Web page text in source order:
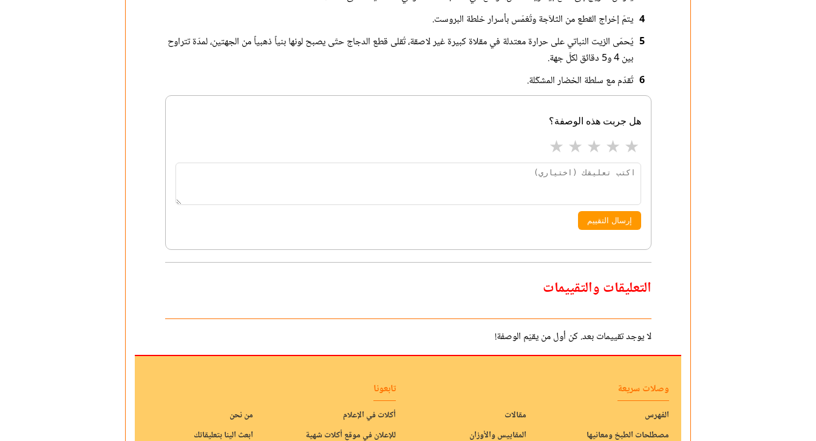
4 يتمّ إخراج القطع من الثلاّجة وتُغمّس بأسرار خلطة البروست.
5 يُحمّى الزيت النباتي على حرارة معتدلة في مقلاة كبيرة غير لاصقة، تُقلى قطع الدجاج حتّى يصبح لونها بنياً ذهبياً من الجهتين، لمدّة تتراوح
بين 4 و5 دقائق لكلّ جهة.
6 تُقدّم مع سلطة الخضار المشكّلة.
هل جربت هذه الوصفة؟
★ ★ ★ ★ ★
إرسال التقييم
التعليقات والتقييمات
لا يوجد تقييمات بعد. كن أول من يقيّم الوصفة!
وصلات سريعة
الفهرس
مقالات
مصطلحات الطبخ ومعانيها
المقاييس والأوزان
تابعونا
أكلات في الإعلام
من نحن
للإعلان في موقع أكلات شهية
ابعث الينا بتعليقاتك